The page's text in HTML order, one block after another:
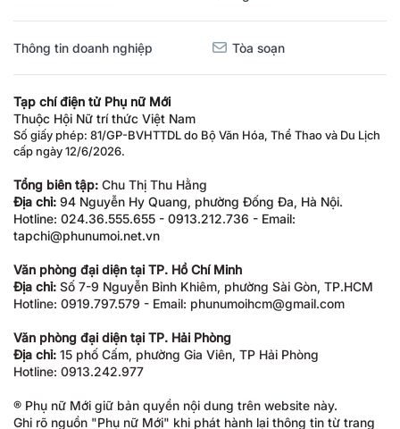
Thông tin doanh nghiệp Tòa soạn
Tạp chí điện tử Phụ nữ Mới
Thuộc Hội Nữ trí thức Việt Nam
Số giấy phép: 81/GP-BVHTTDL do Bộ Văn Hóa, Thể Thao và Du Lịch
cấp ngày 12/6/2026.
Tổng biên tập: Chu Thị Thu Hằng
Địa chỉ: 94 Nguyễn Hy Quang, phường Đống Đa, Hà Nội.
Hotline: 024.36.555.655 - 0913.212.736 - Email:
tapchi@phunumoi.net.vn
Văn phòng đại diện tại TP. Hồ Chí Minh
Địa chỉ: Số 7-9 Nguyễn Bỉnh Khiêm, phường Sài Gòn, TP.HCM
Hotline: 0919.797.579 - Email: phunumoihcm@gmail.com
Văn phòng đại diện tại TP. Hải Phòng
Địa chỉ: 15 phố Cấm, phường Gia Viên, TP Hải Phòng
Hotline: 0913.242.977
® Phụ nữ Mới giữ bản quyền nội dung trên website này.
Ghi rõ nguồn "Phụ nữ Mới" khi phát hành lại thông tin từ trang